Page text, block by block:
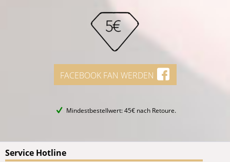
FACEBOOK FAN WERDEN
Mindestbestellwert: 45€ nach Retoure.
Service Hotline